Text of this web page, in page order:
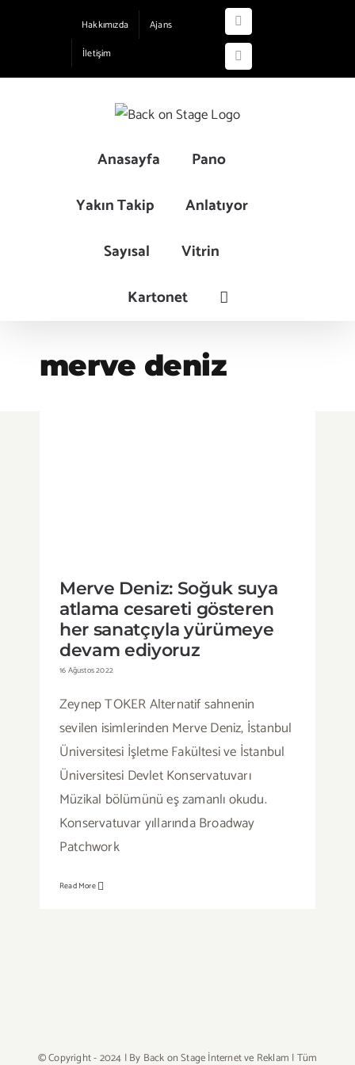
Hakkımızda
Ajans
İletişim
Instagram
YouTube
Anasayfa
Pano
Yakın Takip
Anlatıyor
Sayısal
Vitrin
Kartonet
merve deniz
Merve Deniz: Soğuk suya
atlama cesareti gösteren
her sanatçıyla yürümeye
devam ediyoruz
16 Ağustos 2022
Zeynep TOKER Alternatif sahnenin
sevilen isimlerinden Merve Deniz, İstanbul
Üniversitesi İşletme Fakültesi ve İstanbul
Üniversitesi Devlet Konservatuvarı
Müzikal bölümünü eş zamanlı okudu.
Konservatuvar yıllarında Broadway
Patchwork
Read More
© Copyright - 2024 | By Back on Stage İnternet ve Reklam | Tüm